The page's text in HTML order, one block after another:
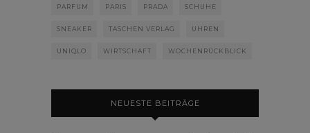
PARFUM PARIS PRADA SCHUHE
SNEAKER TASCHEN VERLAG UHREN
UNIQLO WIRTSCHAFT WOCHENRÜCKBLICK
NEUESTE BEITRÄGE